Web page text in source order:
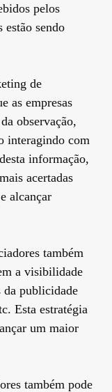
pelos
estão sendo
de
as empresas
observação,
interagindo com
informação,
acertadas
alcançar
também
a visibilidade
da publicidade
Esta estratégia
um maior
também pode